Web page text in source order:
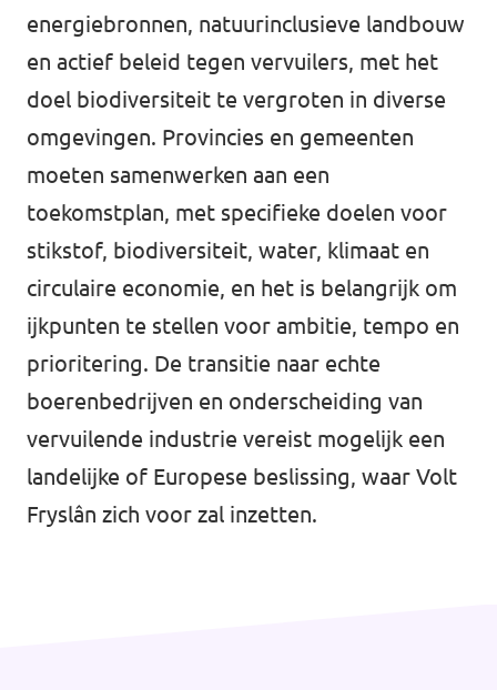
Steun Volt Fryslân!
energiebronnen, natuurinclusieve landbouw
en actief beleid tegen vervuilers, met het
doel biodiversiteit te vergroten in diverse
omgevingen. Provincies en gemeenten
moeten samenwerken aan een
toekomstplan, met specifieke doelen voor
stikstof, biodiversiteit, water, klimaat en
circulaire economie, en het is belangrijk om
ijkpunten te stellen voor ambitie, tempo en
prioritering. De transitie naar echte
boerenbedrijven en onderscheiding van
vervuilende industrie vereist mogelijk een
landelijke of Europese beslissing, waar Volt
Fryslân zich voor zal inzetten.